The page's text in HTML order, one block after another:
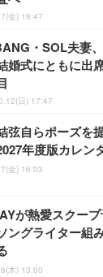
金) 18:47
・SOL夫妻
婚式にともに出
日) 17:47
弦自らポーズを
年度版カレン
金) 16:03
が熱愛スクー
ングライター組
木) 13:00